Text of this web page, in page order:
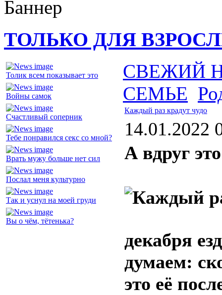
ТОЛЬКО ДЛЯ
Толик всем показывает это
Войны самок
Счастливый соперник
Тебе понравился секс со мной?
Врать мужу больше нет сил
Послал меня культурно
Так и уснул на моей груди
Вы о чём, тётенька?
СВЕЖИЙ
СЕМЬЕ
Каждый раз крадут чудо
14.01.2022
А вдруг
декабря
думаем:
это её